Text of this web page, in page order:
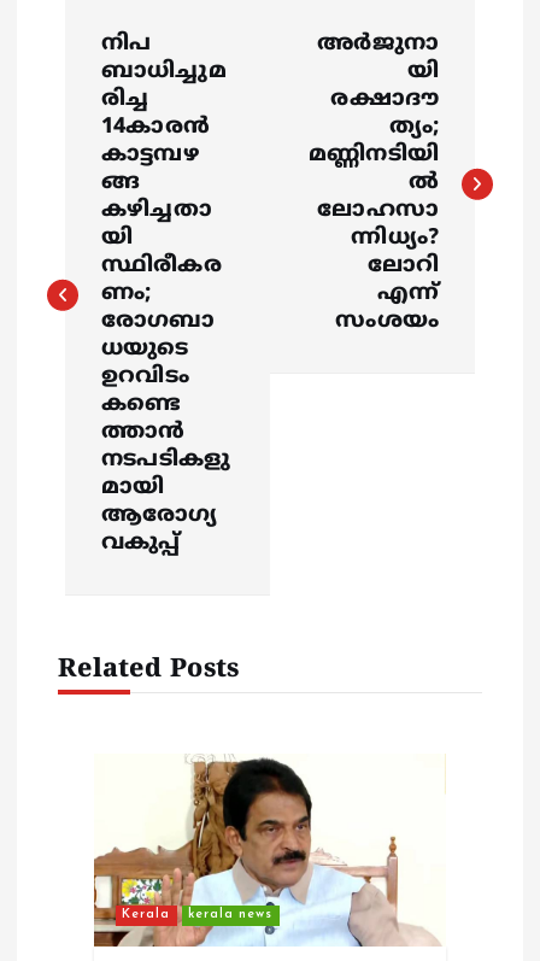
a
നിപ
ബാധിച്ചുമ
രിച്ച
14കാരന്‍
കാട്ടമ്പഴ
ങ്ങ
കഴിച്ചതാ
യി
സ്ഥിരീകര
ണം;
രോഗബാ
ധയുടെ
ഉറവിടം
കണ്ടെ
ത്താന്‍
നടപടികളു
മായി
ആരോഗ്യ
വകുപ്പ്
അർജുനാ
യി
രക്ഷാദൗ
ത്യം;
മണ്ണിനടിയി
ൽ
ലോഹസാ
ന്നിധ്യം?
ലോറി
എന്ന്
സംശയം
Related Posts
Kerala kerala news